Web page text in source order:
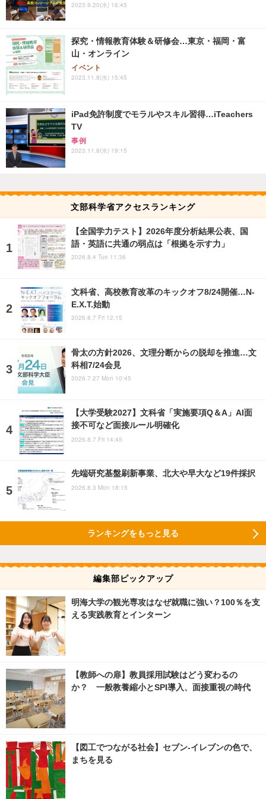
2023.9.20(水) 16:45
探究・情報教育体験＆研修会…東京・福岡・富
山・オンライン
イベント
2023.11.8(水) 15:45
iPad免許制度でモラルやスキル習得…iTeachers
TV
事例
2023.11.8(水) 19:15
文部科学省アクセスランキング
【全国学力テスト】2026年度分析結果公表、国
語・英語に共通の弱点は「根拠を示す力」
2026.8.4 Tue 11:36
文科省、高校教育改革のキックオフ8/24開催…N-
E.X.T.始動
2026.8.7 Fri 12:15
骨太の方針2026、文理分断からの脱却を推進…文
科相7/24会見
2026.7.27 Mon 10:45
【大学受験2027】文科省「実施要項Q＆A」AI面
接不可など面接ルール明確化
2026.8.7 Fri 14:45
先端研究基盤刷新事業、北大や早大など19件採択
2026.8.3 Mon 18:15
ランキングをもっと見る
編集部ピックアップ
明海大学の観光専攻はなぜ就職に強い？100％を支
える実践教育とインターン
【教師への扉】教員採用試験はどう変わるの
か？ 一般教養縮小とSPI導入、面接重視の時代
【図工でつながる社会】セブン‐イレブンの色で、
まちを見る